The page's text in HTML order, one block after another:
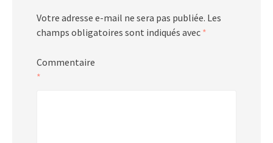
Votre adresse e-mail ne sera pas publiée. Les
champs obligatoires sont indiqués avec *
Commentaire
*